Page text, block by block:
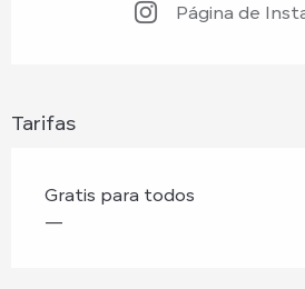
Página de
Tarifas
Gratis para todos
—